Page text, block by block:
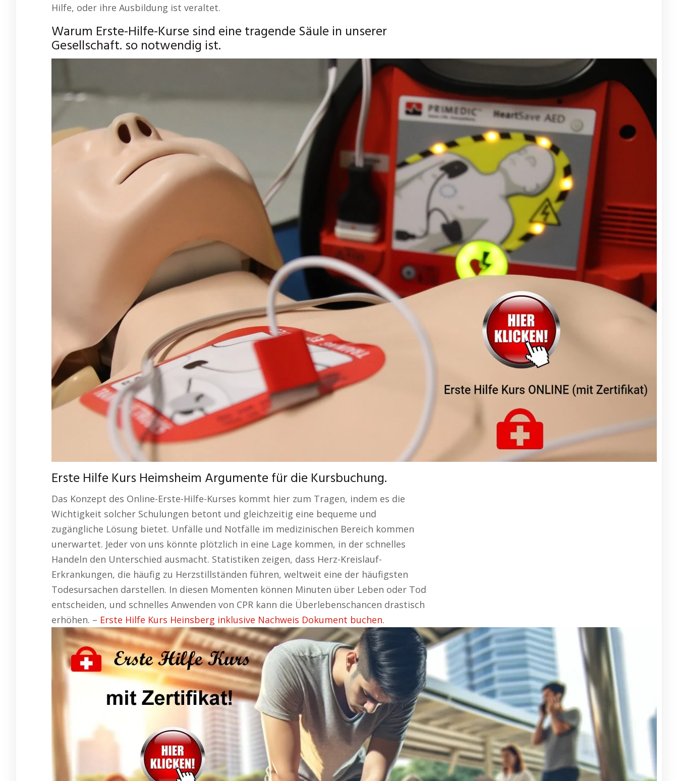
Hilfe, oder ihre Ausbildung ist veraltet.
Warum Erste-Hilfe-Kurse sind eine tragende Säule in unserer
Gesellschaft. so notwendig ist.
Erste Hilfe Kurs Heimsheim Argumente für die Kursbuchung.
Das Konzept des Online-Erste-Hilfe-Kurses kommt hier zum Tragen, indem es die
Wichtigkeit solcher Schulungen betont und gleichzeitig eine bequeme und
zugängliche Lösung bietet. Unfälle und Notfälle im medizinischen Bereich kommen
unerwartet. Jeder von uns könnte plötzlich in eine Lage kommen, in der schnelles
Handeln den Unterschied ausmacht. Statistiken zeigen, dass Herz-Kreislauf-
Erkrankungen, die häufig zu Herzstillständen führen, weltweit eine der häufigsten
Todesursachen darstellen. In diesen Momenten können Minuten über Leben oder Tod
entscheiden, und schnelles Anwenden von CPR kann die Überlebenschancen drastisch
erhöhen. – Erste Hilfe Kurs Heinsberg inklusive Nachweis Dokument buchen.